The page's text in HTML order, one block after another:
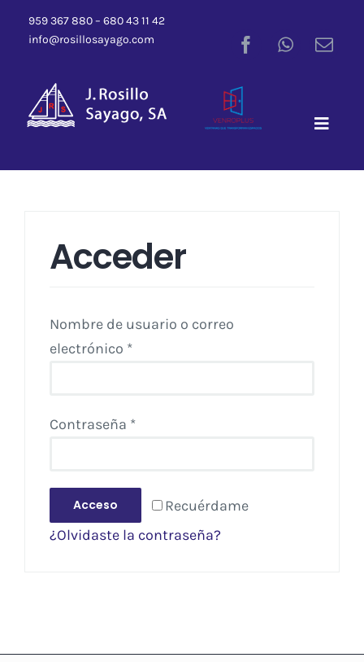
959 367 880 – 680 43 11 42
info@rosillosayago.com
Toggle
Acceder
Nombre de usuario o correo
electrónico *Obligatorio
Contraseña *Obligatorio
Recuérdame
Acceso
¿Olvidaste la contraseña?